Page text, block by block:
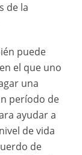
de la
puede
el que uno
una
período de
ayudar a
de vida
de